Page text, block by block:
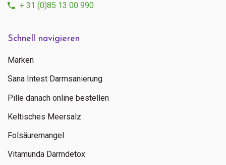
Schnell navigieren
Marken
Sana Intest Darmsanierung
Pille danach online bestellen
Keltisches Meersalz
Folsäuremangel
Vitamunda Darmdetox
+ 31 (0)85 13 00 990